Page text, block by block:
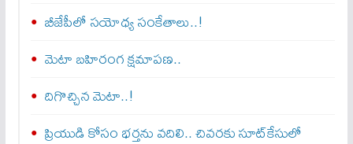
బీజేపీలో సయోధ్య సంకేతాలు..!
మెటా బ‌హిరంగ క్షమాపణ..
దిగొచ్చిన మెటా..!
ప్రియుడి కోసం భర్తను వదిలి.. చివరకు సూట్‌కేసులో